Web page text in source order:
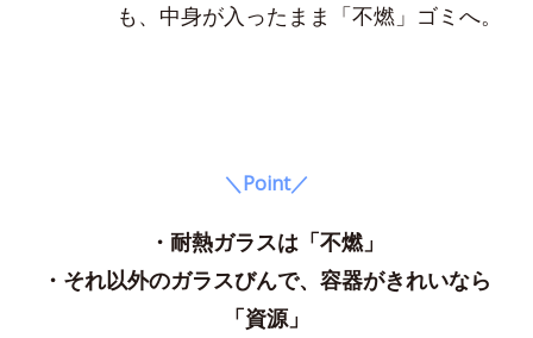
も、中身が入ったまま「不燃」ゴミへ。
＼Point／
・耐熱ガラスは「不燃」
・それ以外のガラスびんで、容器がきれいなら
「資源」